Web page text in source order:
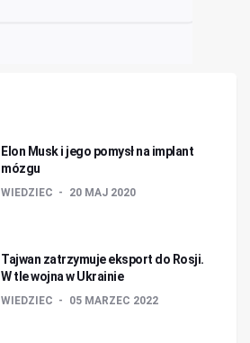
Elon Musk i jego pomysł na implant
mózgu
WIEDZIEC 20 MAJ 2020
Tajwan zatrzymuje eksport do Rosji.
W tle wojna w Ukrainie
WIEDZIEC 05 MARZEC 2022